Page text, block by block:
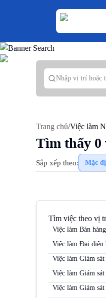
Trang chủ/Việc làm
Tìm thấy 0
Sắp xếp theo: Mặc
Tìm việc theo vị
Việc làm Bán hàng
Việc làm Đại diện
Việc làm Giám
Việc làm Giám
Việc làm Giám